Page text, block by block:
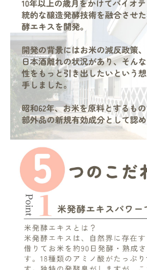
ブランド
定期購入
オリジナルブランド
ナチュラムーン
エコリュクス
ナチュラプラス
アルマウィン
アルモニベルツ
コラム・スタッフのおすすめ